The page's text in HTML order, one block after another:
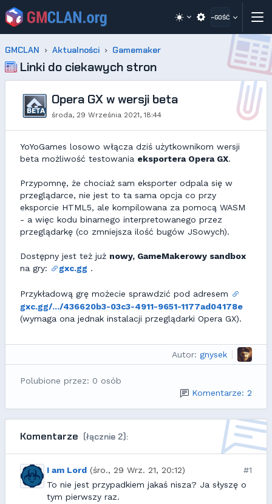
~GOŚĆ
GMCLAN Aktualności Gamemaker
Linki do ciekawych stron
Opera GX w wersji beta
środa, 29 Września 2021, 18:44
YoYoGames losowo włącza dziś użytkownikom wersji
beta możliwość testowania eksportera Opera GX.
Przypomnę, że chociaż sam eksporter odpala się w
przeglądarce, nie jest to ta sama opcja co przy
eksporcie HTML5, ale kompilowana za pomocą WASM
- a więc kodu binarnego interpretowanego przez
przeglądarkę (co zmniejsza ilość bugów JSowych).
Dostępny jest też już nowy, GameMakerowy sandbox
na gry:
gxc.gg .
Przykładową grę możecie sprawdzić pod adresem
gxc.gg/.../436620b3-03c3-4911-9651-1177ad04178e
(wymaga ona jednak instalacji przeglądarki Opera GX).
Autor: gnysek
Polubione przez: 0 osób
Komentarze: 2
Komentarze (łącznie 2):
I am Lord (śro., 29 Wrz. 21, 20:12)
#1
To nie jest przypadkiem jakaś nisza? Ja słyszę o
tym pierwszy raz.